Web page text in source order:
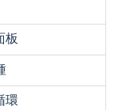
板
環